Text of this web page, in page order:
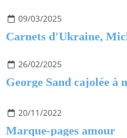
09/03/2025
Carnets d'Ukraine,
26/02/2025
George Sand cajolée à
20/11/2022
Marque-pages amour